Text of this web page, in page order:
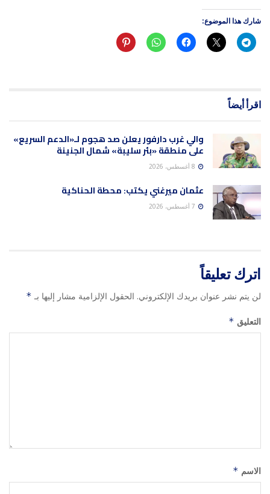
شارك هذا الموضوع:
اقرأ أيضاً
والي غرب دارفور يعلن صد هجوم لـ«الدعم السريع»
على منطقة «بئر سليبة» شمال الجنينة
عثمان ميرغني يكتب: محطة الحناكية
اترك تعليقاً
لن يتم نشر عنوان بريدك الإلكتروني. الحقول الإلزامية مشار إليها بـ *
التعليق *
الاسم *